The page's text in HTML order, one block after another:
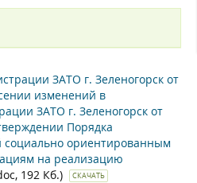
ЗАТО г. Зеленогорск от
изменений в
ЗАТО г. Зеленогорск от
Порядка
социально ориентированным
на реализацию
192 Кб.) СКАЧАТЬ